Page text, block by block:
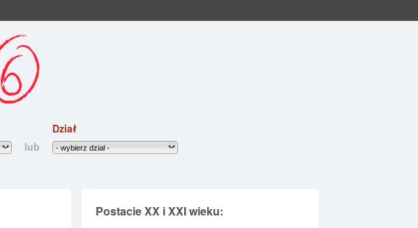
lub
Dział
Postacie XX i XXI wieku: